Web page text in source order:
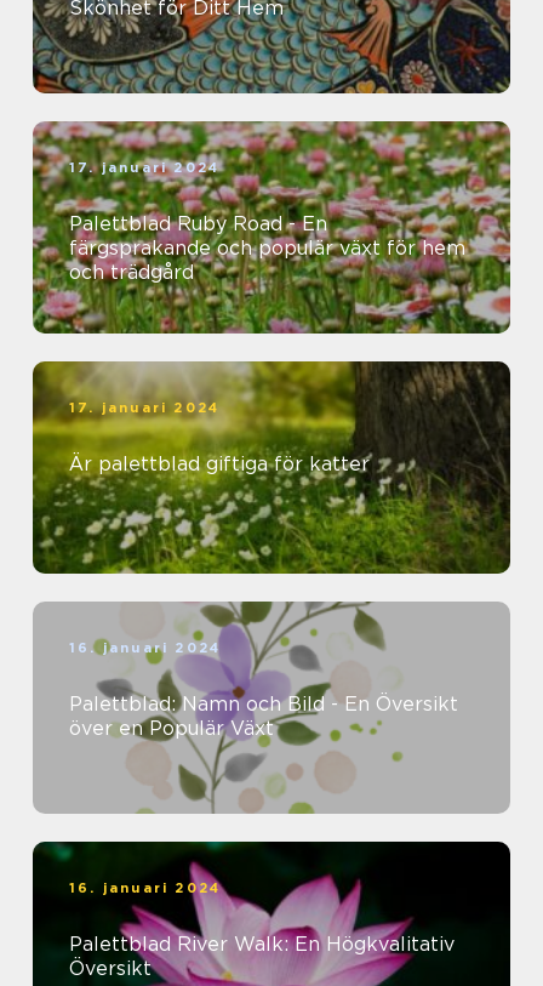
Skönhet för Ditt Hem
17. januari 2024
Palettblad Ruby Road - En
färgsprakande och populär växt för hem
och trädgård
17. januari 2024
Är palettblad giftiga för katter
16. januari 2024
Palettblad: Namn och Bild - En Översikt
över en Populär Växt
16. januari 2024
Palettblad River Walk: En Högkvalitativ
Översikt